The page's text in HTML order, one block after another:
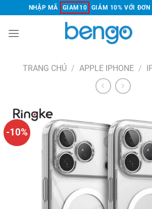
đến
nội
NHẬP MÃ GIAM10 GIẢM 10% VỚI
TRANG CHỦ / APPLE IPHONE /
-10%